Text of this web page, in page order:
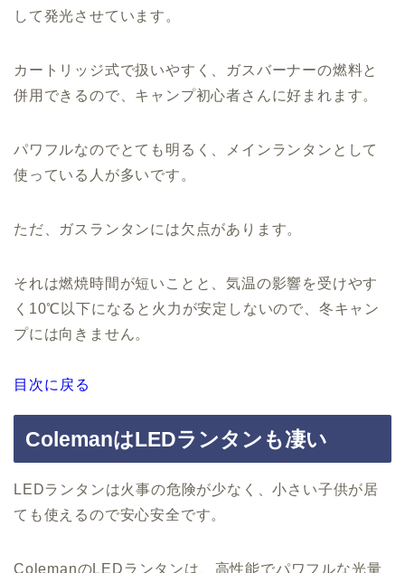
して発光させています。
カートリッジ式で扱いやすく、ガスバーナーの燃料と
併用できるので、キャンプ初心者さんに好まれます。
パワフルなのでとても明るく、メインランタンとして
使っている人が多いです。
ただ、ガスランタンには欠点があります。
それは燃焼時間が短いことと、気温の影響を受けやす
く10℃以下になると火力が安定しないので、冬キャン
プには向きません。
目次に戻る
ColemanはLEDランタンも凄い
LEDランタンは火事の危険が少なく、小さい子供が居
ても使えるので安心安全です。
ColemanのLEDランタンは、高性能でパワフルな光量